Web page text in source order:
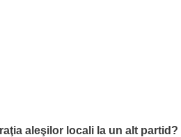
aleşilor locali la un alt partid?